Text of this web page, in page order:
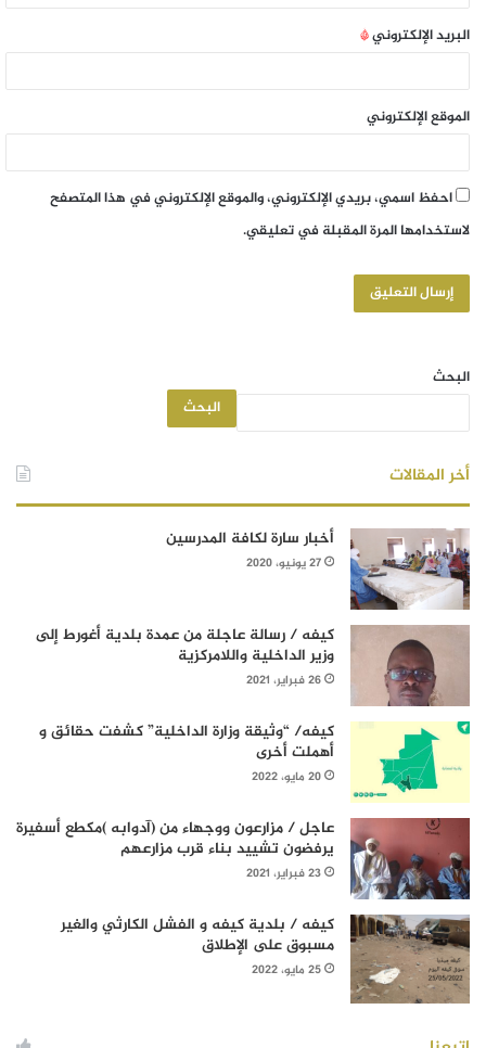
البريد الإلكتروني*
الموقع الإلكتروني
احفظ اسمي، بريدي الإلكتروني، والموقع الإلكتروني في هذا المتصفح
لاستخدامها المرة المقبلة في تعليقي.
البحث
البحث
أخر المقالات
أخبار سارة لكافة المدرسين
27 يونيو، 2020
كيفه / رسالة عاجلة من عمدة بلدية أغورط إلى
وزير الداخلية واللامركزية
26 فبراير، 2021
كيفه/ “وثيقة وزارة الداخلية” كشفت حقائق و
أهملت أخرى
20 مايو، 2022
عاجل / مزارعون ووجهاء من (آدوابه )مكطع أسفيرة
يرفضون تشييد بناء قرب مزارعهم
23 فبراير، 2021
كيفه / بلدية كيفه و الفشل الكارثي والغير
مسبوق على الإطلاق
25 مايو، 2022